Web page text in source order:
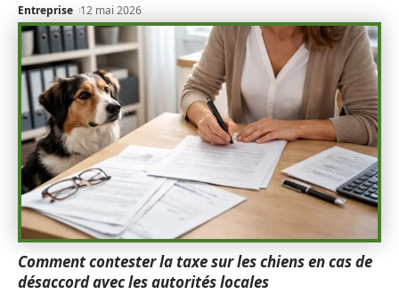
Entreprise 12 mai 2026
Comment contester la taxe sur les chiens en cas de
désaccord avec les autorités locales